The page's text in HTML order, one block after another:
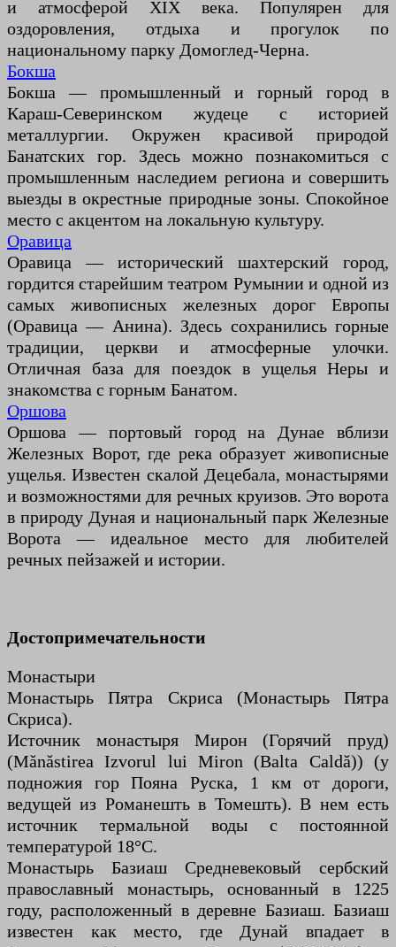
и атмосферой XIX века. Популярен для
оздоровления, отдыха и прогулок по
национальному парку Домоглед-Черна.
Бокша
Бокша — промышленный и горный город в
Караш-Северинском жудеце с историей
металлургии. Окружен красивой природой
Банатских гор. Здесь можно познакомиться с
промышленным наследием региона и совершить
выезды в окрестные природные зоны. Спокойное
место с акцентом на локальную культуру.
Оравица
Оравица — исторический шахтерский город,
гордится старейшим театром Румынии и одной из
самых живописных железных дорог Европы
(Оравица — Анина). Здесь сохранились горные
традиции, церкви и атмосферные улочки.
Отличная база для поездок в ущелья Неры и
знакомства с горным Банатом.
Оршова
Оршова — портовый город на Дунае вблизи
Железных Ворот, где река образует живописные
ущелья. Известен скалой Децебала, монастырями
и возможностями для речных круизов. Это ворота
в природу Дуная и национальный парк Железные
Ворота — идеальное место для любителей
речных пейзажей и истории.
Достопримечательности
Монастыри
Монастырь Пятра Скриса (Монастырь Пятра
Скриса).
Источник монастыря Мирон (Горячий пруд)
(Mănăstirea Izvorul lui Miron (Balta Caldă)) (у
подножия гор Пояна Руска, 1 км от дороги,
ведущей из Романешть в Томешть). В нем есть
источник термальной воды с постоянной
температурой 18°C.
Монастырь Базиаш Средневековый сербский
православный монастырь, основанный в 1225
году, расположенный в деревне Базиаш. Базиаш
известен как место, где Дунай впадает в